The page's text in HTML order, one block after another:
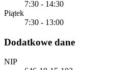
7:30 - 14:30
Piątek
7:30 - 13:00
Dodatkowe dane
NIP